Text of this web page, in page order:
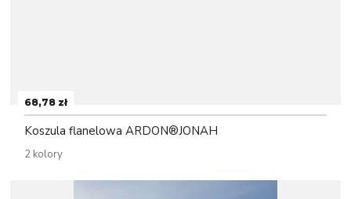
68,78 zł
Koszula flanelowa ARDON®JONAH
2 kolory